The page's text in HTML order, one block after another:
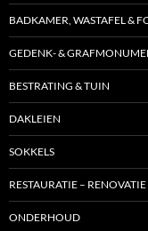
BADKAMER, WASTAFEL &
GEDENK- &
BESTRATING & TUIN
DAKLEIEN
SOKKELS
RESTAURATIE – RENOVATIE
ONDERHOUD